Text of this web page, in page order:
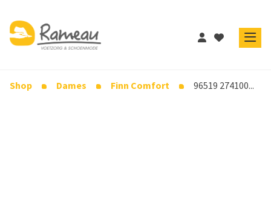
Shop Dames Finn Comfort 96519 274100...